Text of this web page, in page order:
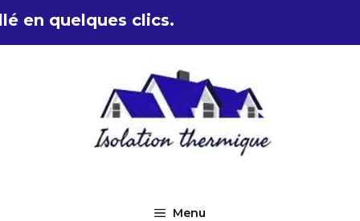
en quelques clics.
Menu